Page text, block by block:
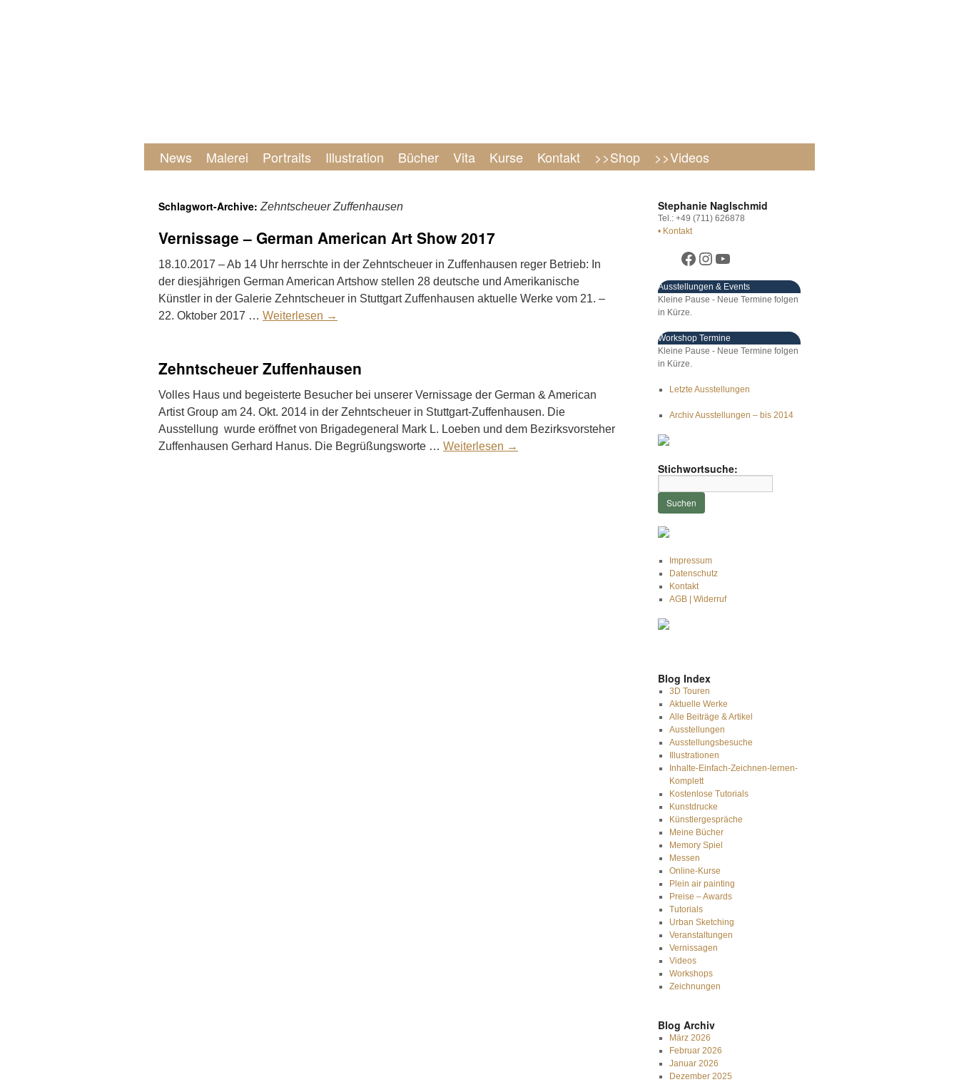
News Malerei Portraits Illustration Bücher Vita Kurse Kontakt >>Shop >>Videos
Schlagwort-Archive:Zehntscheuer Zuffenhausen
Vernissage – German American Art Show 2017
18.10.2017 – Ab 14 Uhr herrschte in der Zehntscheuer in Zuffenhausen reger Betrieb: In
der diesjährigen German American Artshow stellen 28 deutsche und Amerikanische
Künstler in der Galerie Zehntscheuer in Stuttgart Zuffenhausen aktuelle Werke vom 21. –
22. Oktober 2017 … Weiterlesen →
Zehntscheuer Zuffenhausen
Volles Haus und begeisterte Besucher bei unserer Vernissage der German & American
Artist Group am 24. Okt. 2014 in der Zehntscheuer in Stuttgart-Zuffenhausen. Die
Ausstellung wurde eröffnet von Brigadegeneral Mark L. Loeben und dem Bezirksvorsteher
Zuffenhausen Gerhard Hanus. Die Begrüßungsworte … Weiterlesen →
Stephanie Naglschmid
Tel.: +49 (711) 626878
• Kontakt
Ausstellungen & Events
Kleine Pause - Neue Termine folgen
in Kürze.
Workshop Termine
Kleine Pause - Neue Termine folgen
in Kürze.
Letzte Ausstellungen
Archiv Ausstellungen – bis 2014
Stichwortsuche:
Impressum
Datenschutz
Kontakt
AGB | Widerruf
Blog Index
3D Touren
Aktuelle Werke
Alle Beiträge & Artikel
Ausstellungen
Ausstellungsbesuche
Illustrationen
Inhalte-Einfach-Zeichnen-lernen-
Komplett
Kostenlose Tutorials
Kunstdrucke
Künstlergespräche
Meine Bücher
Memory Spiel
Messen
Online-Kurse
Plein air painting
Preise – Awards
Tutorials
Urban Sketching
Veranstaltungen
Vernissagen
Videos
Workshops
Zeichnungen
Blog Archiv
März 2026
Februar 2026
Januar 2026
Dezember 2025